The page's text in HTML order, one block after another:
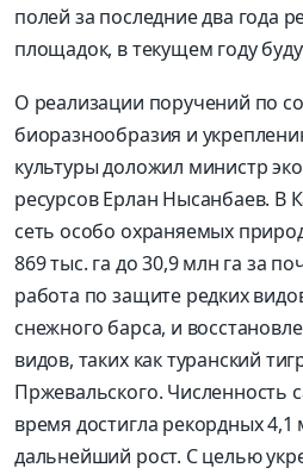
полей за последние два года
площадок, в текущем году
О реализации поручений по
биоразнообразия и
культуры доложил министр
ресурсов Ерлан Нысанбаев. В
сеть особо охраняемых
869 тыс. га до 30,9 млн га за
работа по защите редких
снежного барса, и
видов, таких как туранский
Пржевальского. Численность
время достигла рекордных
дальнейший рост. С целью